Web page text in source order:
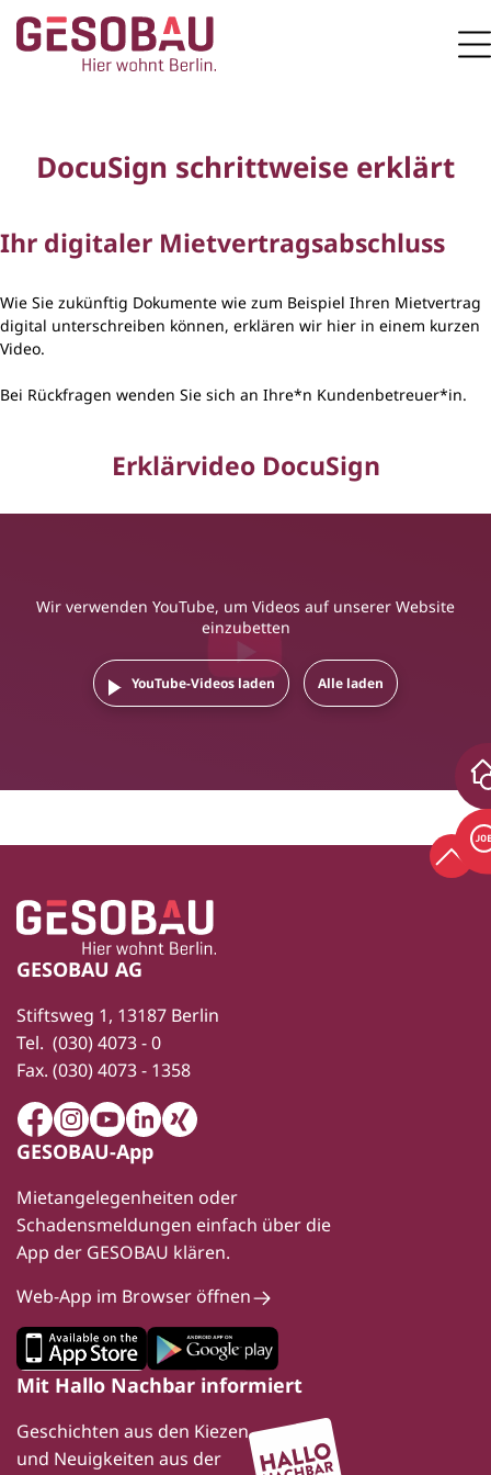
Zur Startseite
DocuSign schrittweise erklärt
Ihr digitaler Mietvertragsabschluss
Wie Sie zukünftig Dokumente wie zum Beispiel Ihren Mietvertrag
digital unterschreiben können, erklären wir hier in einem kurzen
Video.
Bei Rückfragen wenden Sie sich an Ihre*n Kundenbetreuer*in.
Erklärvideo DocuSign
Wir verwenden YouTube, um Videos auf unserer Website
einzubetten
YouTube-Videos laden Alle laden
Fußbereich
Zur Startseite
GESOBAU AG
Stiftsweg 1, 13187 Berlin
Tel. (030) 4073 - 0
Fax. (030) 4073 - 1358
FacebookInstagram
YoutubeLinkedIn
Xing
GESOBAU-App
Mietangelegenheiten oder
Schadensmeldungen einfach über die
App der GESOBAU klären.
Web-App im Browser öffnen
Mit Hallo Nachbar informiert
Geschichten aus den Kiezen
und Neuigkeiten aus der